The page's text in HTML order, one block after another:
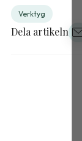
Verktyg
Dela artikeln